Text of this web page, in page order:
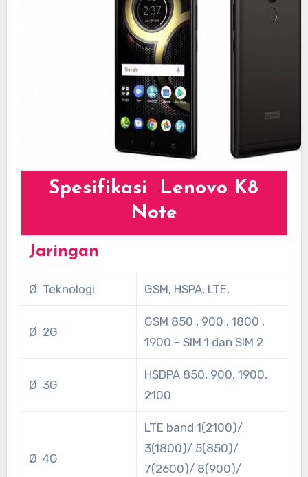
Spesifikasi Lenovo K8
Note
Jaringan
Ø Teknologi GSM, HSPA, LTE,
Ø 2G
GSM 850 , 900 , 1800 ,
1900 – SIM 1 dan SIM 2
Ø 3G
HSDPA 850, 900, 1900,
2100
Ø 4G
LTE band 1(2100)/
3(1800)/ 5(850)/
7(2600)/ 8(900)/